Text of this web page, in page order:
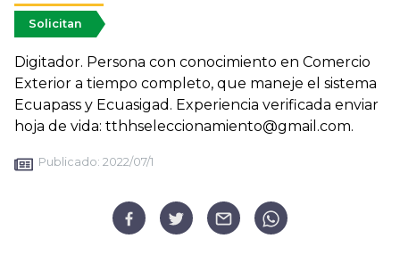
Solicitan
Digitador. Persona con conocimiento en Comercio
Exterior a tiempo completo, que maneje el sistema
Ecuapass y Ecuasigad. Experiencia verificada enviar
hoja de vida: tthhseleccionamiento@gmail.com.
Publicado: 2022/07/1